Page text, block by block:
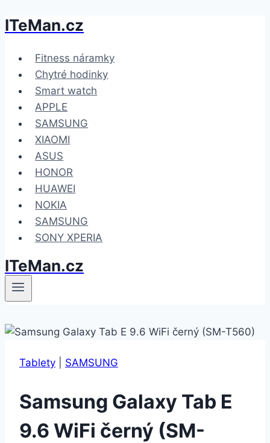
Přeskočit
obsah
ITeMan.cz
Fitness náramky
Chytré hodinky
Smart watch
APPLE
SAMSUNG
XIAOMI
ASUS
HONOR
HUAWEI
NOKIA
SAMSUNG
SONY XPERIA
ITeMan.cz
Tablety SAMSUNG
Samsung Galaxy Tab E
9.6 WiFi černý (SM-